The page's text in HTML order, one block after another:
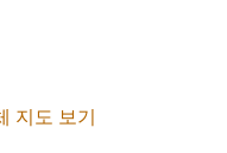
지도 보기